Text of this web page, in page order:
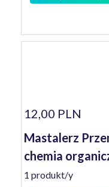
12,00 PLN
Mastalerz
chemia
1 produkt/y